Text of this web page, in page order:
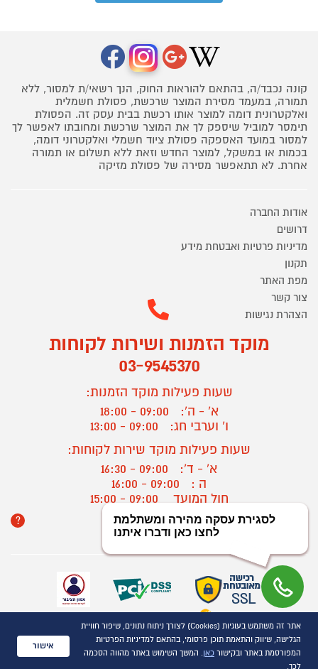
קונה נכבד/ה, בהתאם להוראות החוק, הנך רשאי/ת למסור, ללא
תמורה, במעמד מסירת המוצר שרכשת, פסולת חשמלית
ואלקטרונית דומה למוצר אותו רכשת בבית עסק זה. הפסולת
תימסר למוביל שיספק לך את המוצר שרכשת ומחובתו לאפשר לך
למסור במועד האספקה פסולת ציוד חשמלי ואלקטרוני דומה,
בכמות או במשקל, למוצר החדש וזאת ללא תשלום או תמורה
אחרת. לא תתאפשר מסירה של פסולת מזיקה
אודות החברה
דרושים
מדיניות פרטיות ואבטחת מידע
תקנון
מפת האתר
צור קשר
הצהרת נגישות
מוקד הזמנות ושירות לקוחות
03-9545370
שעות פעילות מוקד הזמנות:
א' - ה':
09:00 - 18:00
ו' וערבי חג:
09:00 - 13:00
שעות פעילות מוקד שירות לקוחות:
א' - ד':
09:00 - 16:30
ה :
09:00 - 16:00
חול המועד
? יצירת קשר/ביטול הזמנה
כל הזכויות שמורות P1000© 2021
התמונות להמחשה בלבד
ט.ל.ח.
אתר זה משתמש בעוגיות (Cookies) לצורך ניתוח נתונים, שיפור חוויית
הגלישה, שיווק והתאמת תוכן פרסומי, בהתאם למדיניות הפרטיות
המפורסמת באתר ובקישור כאן. המשך השימוש באתר מהווה הסכמה
לכך.
אישור